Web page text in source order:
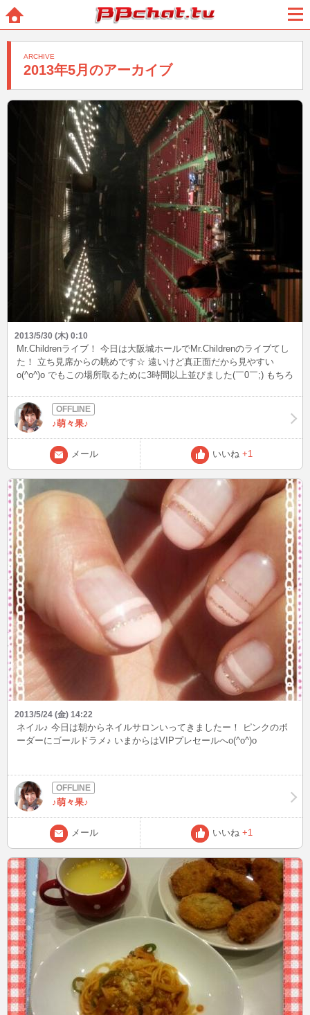
BBchatTV
2013年5月のアーカイブ
ARCHIVE
2013/5/30 (木) 0:10
Mr.Childrenライブ！ 今日は大阪城ホールでMr.Childrenのライブてし
た！ 立ち見席からの眺めです☆ 遠いけど真正面だから見やすい
o(^o^)o でもこの場所取るために3時間以上並びました(￣0￣;) もちろ
♪萌々果♪
メール いいね +1
2013/5/24 (金) 14:22
ネイル♪ 今日は朝からネイルサロンいってきましたー！ ピンクのボ
ーダーにゴールドラメ♪ いまからはVIPプレセールへo(^o^)o
♪萌々果♪
メール いいね +1